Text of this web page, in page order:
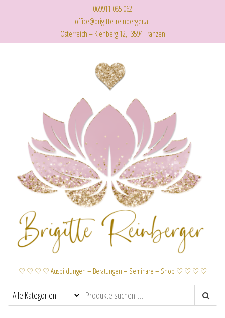
069911 085 062
office@brigitte-reinberger.at
Österreich – Kienberg 12, 3594 Franzen
♡ ♡ ♡ ♡ Ausbildungen – Beratungen – Seminare – Shop ♡ ♡ ♡ ♡